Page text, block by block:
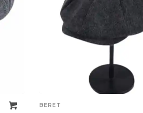
BERET